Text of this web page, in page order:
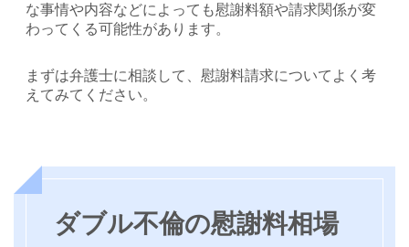
な事情や内容などによっても慰謝料額や請求関係が変
わってくる可能性があります。
まずは弁護士に相談して、慰謝料請求についてよく考
えてみてください。
ダブル不倫の慰謝料相場